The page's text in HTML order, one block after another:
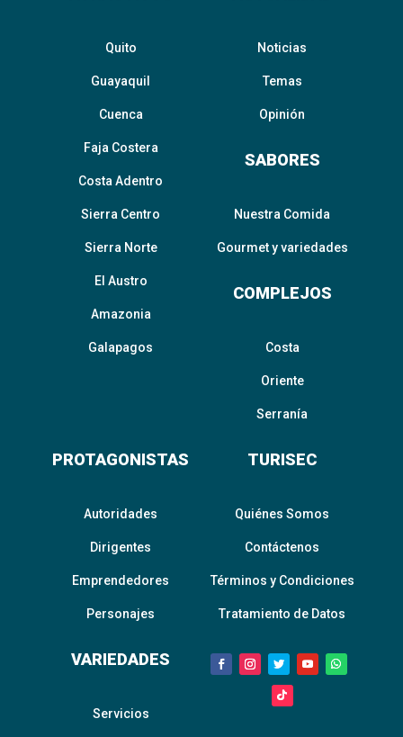
Quito
Guayaquil
Cuenca
Faja Costera
Costa Adentro
Sierra Centro
Sierra Norte
El Austro
Amazonia
Galapagos
Noticias
Temas
Opinión
SABORES
Nuestra Comida
Gourmet y variedades
COMPLEJOS
Costa
Oriente
Serranía
PROTAGONISTAS
Autoridades
Dirigentes
Emprendedores
Personajes
VARIEDADES
Servicios
TURISEC
Quiénes Somos
Contáctenos
Términos y Condiciones
Tratamiento de Datos